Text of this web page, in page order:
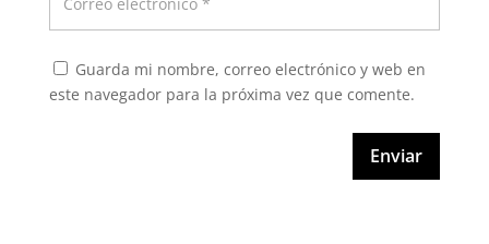
Guarda mi nombre, correo electrónico y web en
este navegador para la próxima vez que comente.
Enviar